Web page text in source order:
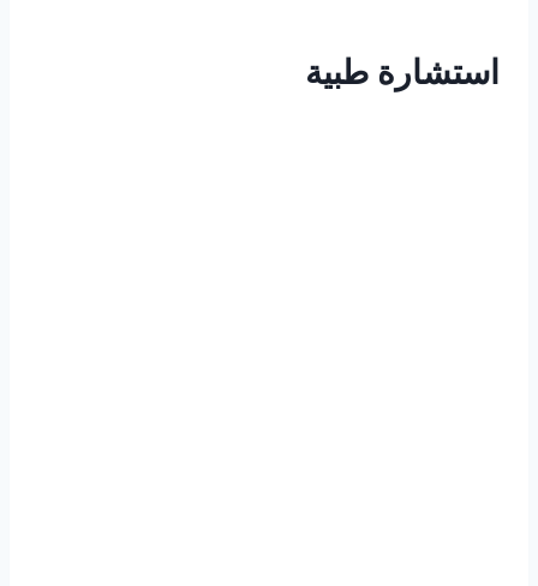
استشارة طبية